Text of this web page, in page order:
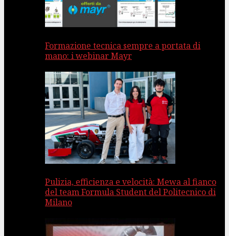
Formazione tecnica sempre a portata di
mano: i webinar Mayr
Pulizia, efficienza e velocità: Mewa al fianco
del team Formula Student del Politecnico di
Milano